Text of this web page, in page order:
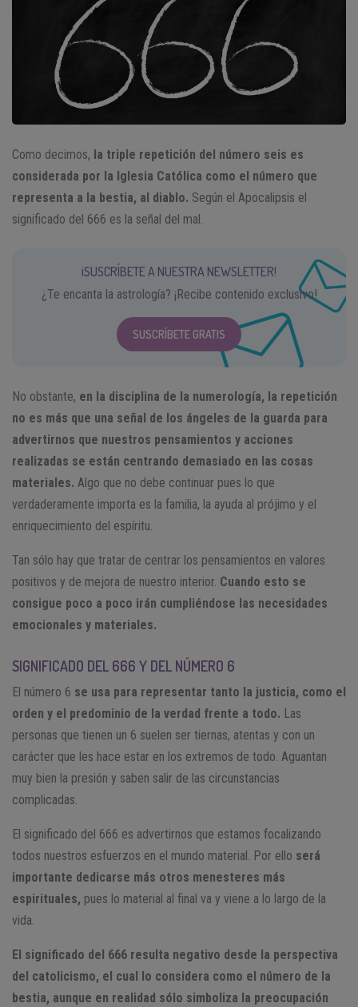
Como decimos, la triple repetición del número seis es
considerada por la Iglesia Católica como el número que
representa a la bestia, al diablo. Según el Apocalipsis el
significado del 666 es la señal del mal.
¡SUSCRÍBETE A NUESTRA NEWSLETTER!
¿Te encanta la astrología? ¡Recibe contenido exclusivo!
SUSCRÍBETE GRATIS
No obstante, en la disciplina de la numerología, la repetición
no es más que una señal de los ángeles de la guarda para
advertirnos que nuestros pensamientos y acciones
realizadas se están centrando demasiado en las cosas
materiales. Algo que no debe continuar pues lo que
verdaderamente importa es la familia, la ayuda al prójimo y el
enriquecimiento del espíritu.
Tan sólo hay que tratar de centrar los pensamientos en valores
positivos y de mejora de nuestro interior. Cuando esto se
consigue poco a poco irán cumpliéndose las necesidades
emocionales y materiales.
SIGNIFICADO DEL 666 Y DEL NÚMERO 6
El número 6 se usa para representar tanto la justicia, como el
orden y el predominio de la verdad frente a todo. Las
personas que tienen un 6 suelen ser tiernas, atentas y con un
carácter que les hace estar en los extremos de todo. Aguantan
muy bien la presión y saben salir de las circunstancias
complicadas.
El significado del 666 es advertirnos que estamos focalizando
todos nuestros esfuerzos en el mundo material. Por ello será
importante dedicarse más otros menesteres más
espirituales, pues lo material al final va y viene a lo largo de la
vida.
El significado del 666 resulta negativo desde la perspectiva
del catolicismo, el cual lo considera como el número de la
bestia, aunque en realidad sólo simboliza la preocupación